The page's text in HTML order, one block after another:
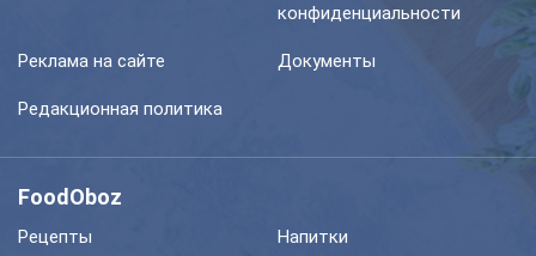
конфиденциальности
Реклама на сайте Документы
Редакционная политика
FoodOboz
Рецепты
Напитки